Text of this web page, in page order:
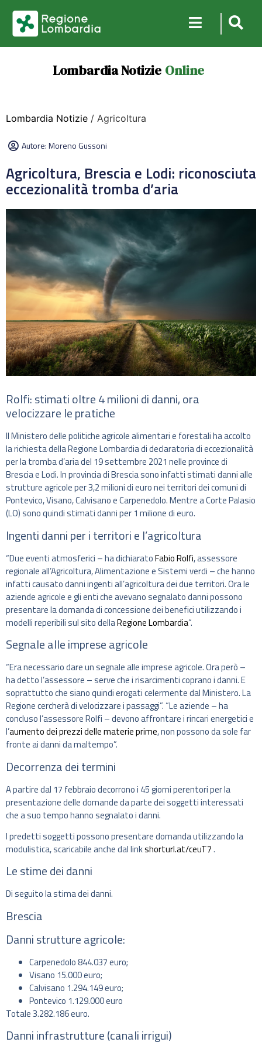
Lombardia Notizie Online
Lombardia Notizie / Agricoltura
Autore:Moreno Gussoni
Agricoltura, Brescia e Lodi: riconosciuta
eccezionalità tromba d’aria
Rolfi: stimati oltre 4 milioni di danni, ora
velocizzare le pratiche
Il Ministero delle politiche agricole alimentari e forestali ha accolto
la richiesta della Regione Lombardia di declaratoria di eccezionalità
per la tromba d’aria del 19 settembre 2021 nelle province di
Brescia e Lodi. In provincia di Brescia sono infatti stimati danni alle
strutture agricole per 3,2 milioni di euro nei territori dei comuni di
Pontevico, Visano, Calvisano e Carpenedolo. Mentre a Corte Palasio
(LO) sono quindi stimati danni per 1 milione di euro.
Ingenti danni per i territori e l’agricoltura
“Due eventi atmosferici – ha dichiaratoFabio Rolfi, assessore
regionale all’Agricoltura, Alimentazione e Sistemi verdi – che hanno
infatti causato danni ingenti all’agricoltura dei due territori. Ora le
aziende agricole e gli enti che avevano segnalato danni possono
presentare la domanda di concessione dei benefici utilizzando i
modelli reperibili sul sito dellaRegione Lombardia“.
Segnale alle imprese agricole
“Era necessario dare un segnale alle imprese agricole. Ora però –
ha detto l’assessore – serve che i risarcimenti coprano i danni. E
soprattutto che siano quindi erogati celermente dal Ministero. La
Regione cercherà di velocizzare i passaggi”. “Le aziende – ha
concluso l’assessore Rolfi – devono affrontare i rincari energetici e
l’aumento dei prezzi delle materie prime, non possono da sole far
fronte ai danni da maltempo”.
Decorrenza dei termini
A partire dal 17 febbraio decorrono i 45 giorni perentori per la
presentazione delle domande da parte dei soggetti interessati
che a suo tempo hanno segnalato i danni.
I predetti soggetti possono presentare domanda utilizzando la
modulistica, scaricabile anche dal linkshorturl.at/ceuT7.
Le stime dei danni
Di seguito la stima dei danni.
Brescia
Danni strutture agricole:
Carpenedolo 844.037 euro;
Visano 15.000 euro;
Calvisano 1.294.149 euro;
Pontevico 1.129.000 euro
Totale 3.282.186 euro.
Danni infrastrutture (canali irrigui)